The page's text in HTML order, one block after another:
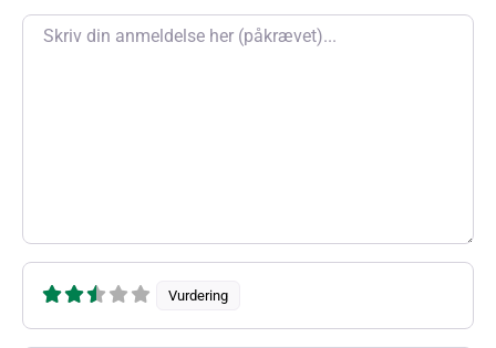
Review text
Vurdering